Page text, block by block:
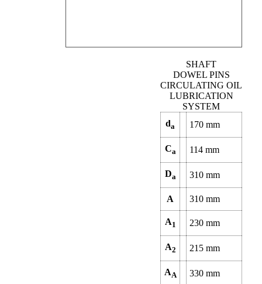
da 170mm
Ca 114mm
Da 310mm
A 310mm
A1 230mm
A2 215mm
AA 330mm
SHAFT
DOWEL PINS
CIRCULATING OIL
LUBRICATION
SYSTEM